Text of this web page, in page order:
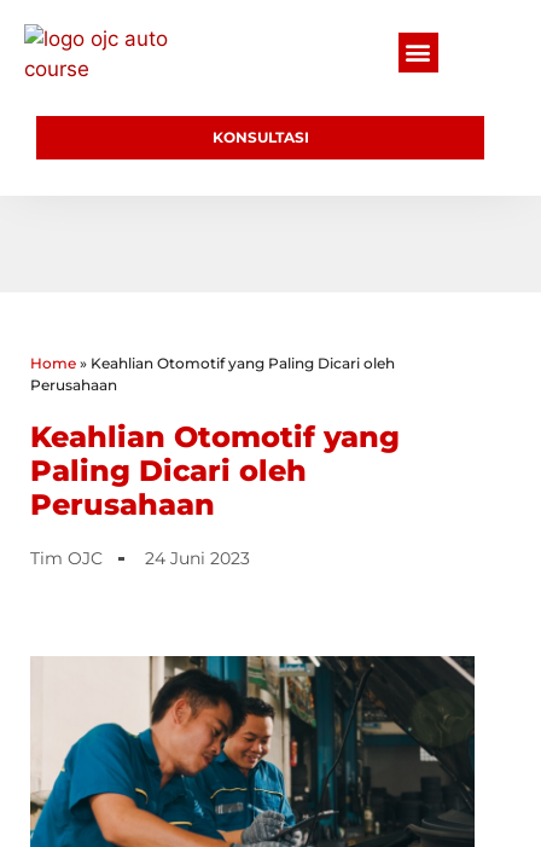
KONSULTASI
Home » Keahlian Otomotif yang Paling Dicari oleh
Perusahaan
Keahlian Otomotif yang
Paling Dicari oleh
Perusahaan
Tim OJC 24 Juni 2023